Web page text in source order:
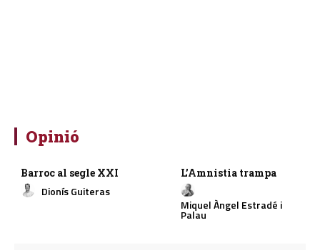
Opinió
Barroc al segle XXI
Dionís Guiteras
L’Amnistia trampa
Miquel Àngel Estradé i
Palau